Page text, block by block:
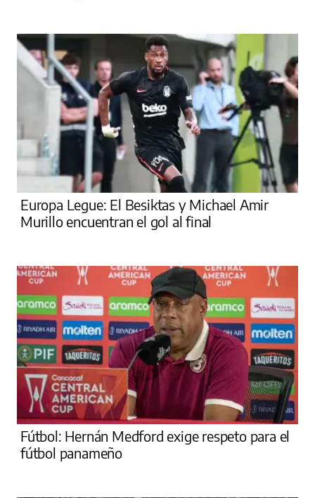
Europa Legue: El Besiktas y Michael Amir
Murillo encuentran el gol al final
Fútbol: Hernán Medford exige respeto para el
fútbol panameño